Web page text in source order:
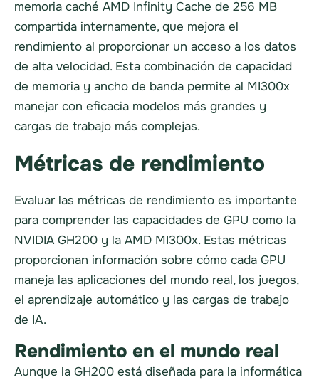
memoria caché AMD Infinity Cache de 256 MB
compartida internamente, que mejora el
rendimiento al proporcionar un acceso a los datos
de alta velocidad. Esta combinación de capacidad
de memoria y ancho de banda permite al MI300x
manejar con eficacia modelos más grandes y
cargas de trabajo más complejas.
Métricas de rendimiento
Evaluar las métricas de rendimiento es importante
para comprender las capacidades de GPU como la
NVIDIA GH200 y la AMD MI300x. Estas métricas
proporcionan información sobre cómo cada GPU
maneja las aplicaciones del mundo real, los juegos,
el aprendizaje automático y las cargas de trabajo
de IA.
Rendimiento en el mundo real
Aunque la GH200 está diseñada para la informática